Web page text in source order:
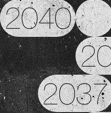
2040
2037